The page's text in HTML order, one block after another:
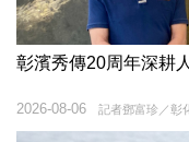
彰濱秀傳20周年深耕
記者鄧富珍／彰
2026-08-06